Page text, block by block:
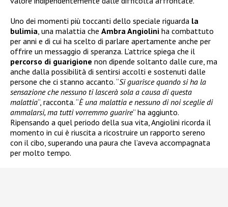
Uno dei momenti più toccanti dello speciale riguarda la
bulimia, una malattia che Ambra Angiolini ha combattuto
per anni e di cui ha scelto di parlare apertamente anche per
offrire un messaggio di speranza. L’attrice spiega che il
percorso di guarigione non dipende soltanto dalle cure, ma
anche dalla possibilità di sentirsi accolti e sostenuti dalle
persone che ci stanno accanto. “Si guarisce quando si ha la
sensazione che nessuno ti lascerà sola a causa di questa
malattia“, racconta. “È una malattia e nessuno di noi sceglie di
ammalarsi, ma tutti vorremmo guarire” ha aggiunto.
Ripensando a quel periodo della sua vita, Angiolini ricorda il
momento in cui è riuscita a ricostruire un rapporto sereno
con il cibo, superando una paura che l’aveva accompagnata
per molto tempo.